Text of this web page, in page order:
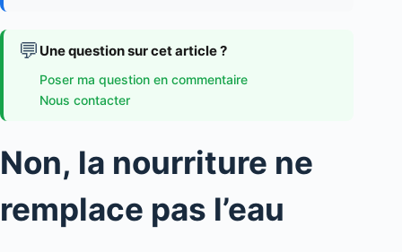
💬 Une question sur cet article ?
Poser ma question en commentaire
Nous contacter
Non, la nourriture ne
remplace pas l’eau